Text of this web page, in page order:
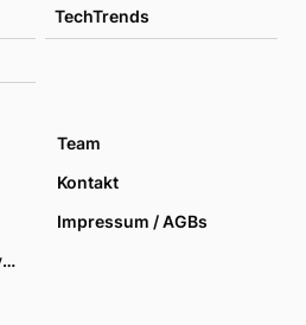
TechTrends
Team
Kontakt
Impressum / AGBs
Datenschutzoptionen verwalten